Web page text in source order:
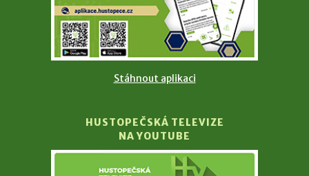
Stáhnout aplikaci
HUSTOPEČSKÁ TELEVIZE
NA YOUTUBE